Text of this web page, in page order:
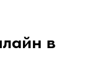
в